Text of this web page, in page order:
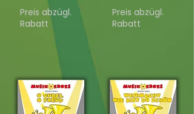
Preis abzügl.
Rabatt
Preis abzügl.
Rabatt